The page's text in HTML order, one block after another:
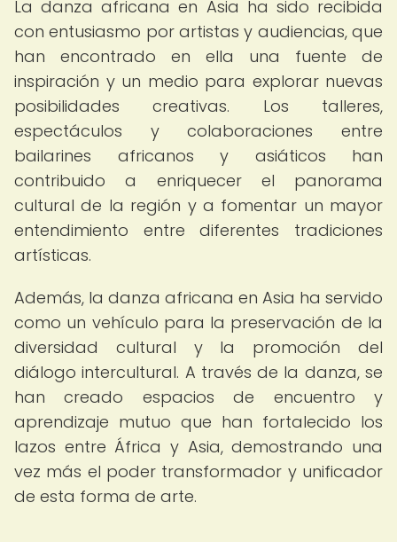
La danza africana en Asia ha sido recibida
con entusiasmo por artistas y audiencias, que
han encontrado en ella una fuente de
inspiración y un medio para explorar nuevas
posibilidades creativas. Los talleres,
espectáculos y colaboraciones entre
bailarines africanos y asiáticos han
contribuido a enriquecer el panorama
cultural de la región y a fomentar un mayor
entendimiento entre diferentes tradiciones
artísticas.
Además, la danza africana en Asia ha servido
como un vehículo para la preservación de la
diversidad cultural y la promoción del
diálogo intercultural. A través de la danza, se
han creado espacios de encuentro y
aprendizaje mutuo que han fortalecido los
lazos entre África y Asia, demostrando una
vez más el poder transformador y unificador
de esta forma de arte.